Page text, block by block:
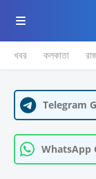
খবর কলকাতা
Telegram
WhatsApp